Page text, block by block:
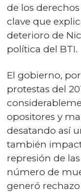
de los
clave que
deterioro de
política del BTI.
El gobierno,
protestas del
opositores y
desatando así
también
represión de
número de
generó